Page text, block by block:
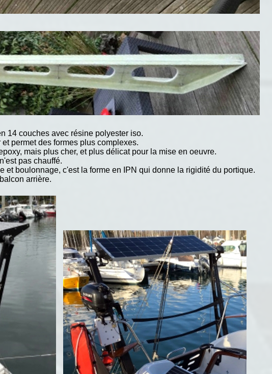
14 couches avec résine polyester iso.
permet des formes plus complexes.
mais plus cher, et plus délicat pour la mise en oeuvre.
pas chauffé.
et boulonnage, c'est la forme en IPN qui donne la rigidité du portique.
arrière.